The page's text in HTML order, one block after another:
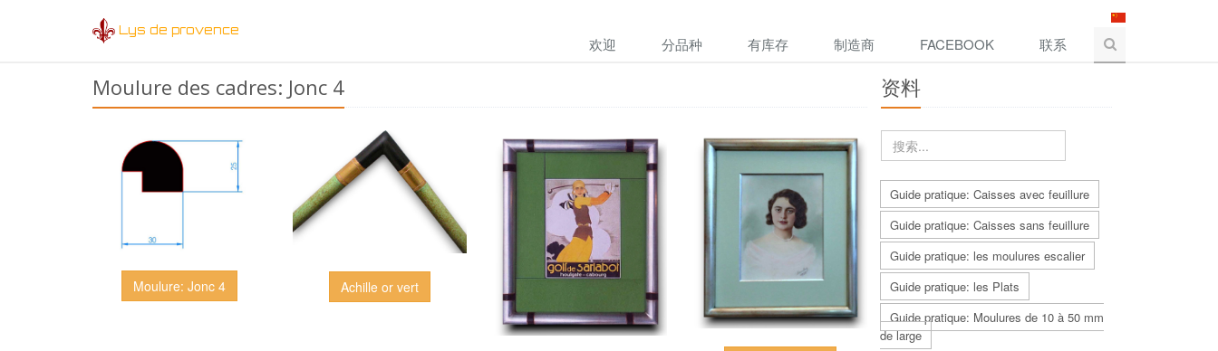
Lys de provence
欢迎 分品种 有库存 制造商 FACEBOOK 联系
Moulure des cadres: Jonc 4
Moulure: Jonc 4 Achille or vert
资料
Guide pratique: Caisses avec feuillure
Guide pratique: Caisses sans feuillure
Guide pratique: les moulures escalier
Guide pratique: les Plats
Guide pratique: Moulures de 10 à 50 mm
de large